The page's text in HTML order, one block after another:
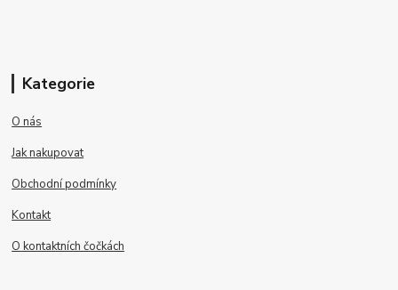
Kategorie
O nás
Jak nakupovat
Obchodní podmínky
Kontakt
O kontaktních čočkách